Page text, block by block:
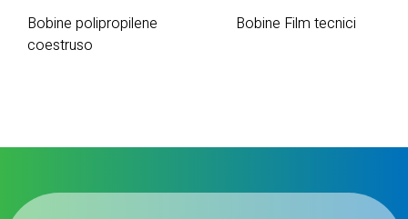
Bobine polipropilene
coestruso
Bobine Film tecnici